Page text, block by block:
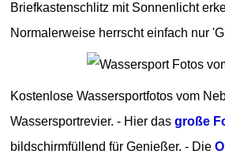
Briefkastenschlitz mit Sonnenlicht
Normalerweise herrscht einfach nur
Kostenlose Wassersportfotos vom
Wassersportrevier. - Hier dasgroße
bildschirmfüllend für Genießer. - Die